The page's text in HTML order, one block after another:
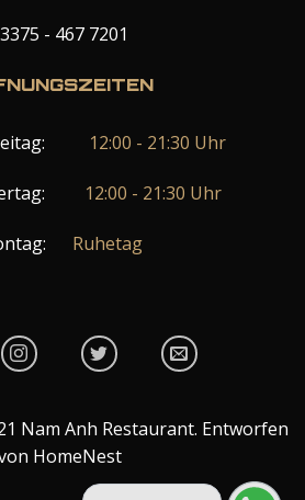
- 467 7201
12:00 - 21:30 Uhr
12:00 - 21:30 Uhr
Ruhetag
Nam Anh Restaurant. Entworfen
HomeNest